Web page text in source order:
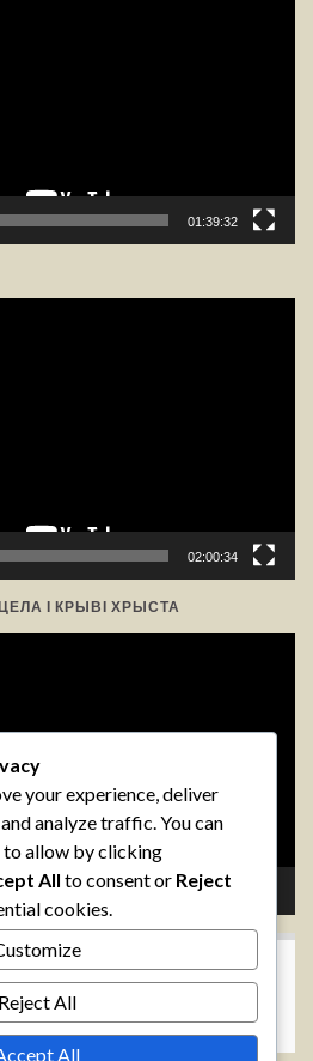
01:39:32
02:00:34
І КРЫВІ ХРЫСТА
your experience, deliver
analyze traffic. You can
to allow by clicking
All to consent or Reject
cookies.
Reject All
All